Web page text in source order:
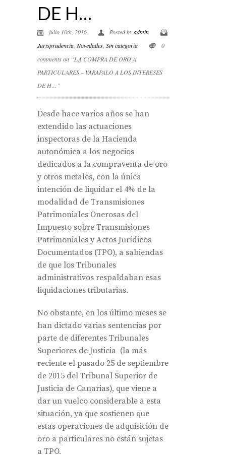
DE H…
julio 10th, 2016 Posted byadmin
Jurisprudencia Novedades Sin categoría
0
comments on “LA COMPRA DE ORO A
PARTICULARES – VARAPALO A LOS INTERESES
DE H…”
Desde hace varios años se han
extendido las actuaciones
inspectoras de la Hacienda
autonómica a los negocios
dedicados a la compraventa de oro
y otros metales, con la única
intención de liquidar el 4% de la
modalidad de Transmisiones
Patrimoniales Onerosas del
Impuesto sobre Transmisiones
Patrimoniales y Actos Jurídicos
Documentados (TPO), a sabiendas
de que los Tribunales
administrativos respaldaban esas
liquidaciones tributarias.
No obstante, en los último meses se
han dictado varias sentencias por
parte de diferentes Tribunales
Superiores de Justicia (la más
reciente el pasado 25 de septiembre
de 2015 del Tribunal Superior de
Justicia de Canarias), que viene a
dar un vuelco considerable a esta
situación, ya que sostienen que
estas operaciones de adquisición de
oro a particulares no están sujetas
a TPO.